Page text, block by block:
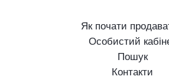
Як почати
Особистий
Пошук
Контакти